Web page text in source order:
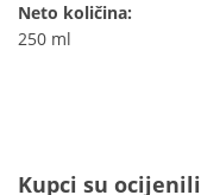
Neto količina:
250 ml
Kupci su ocijenili